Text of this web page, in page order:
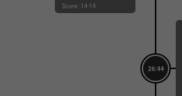
Score: 14-14
26:44